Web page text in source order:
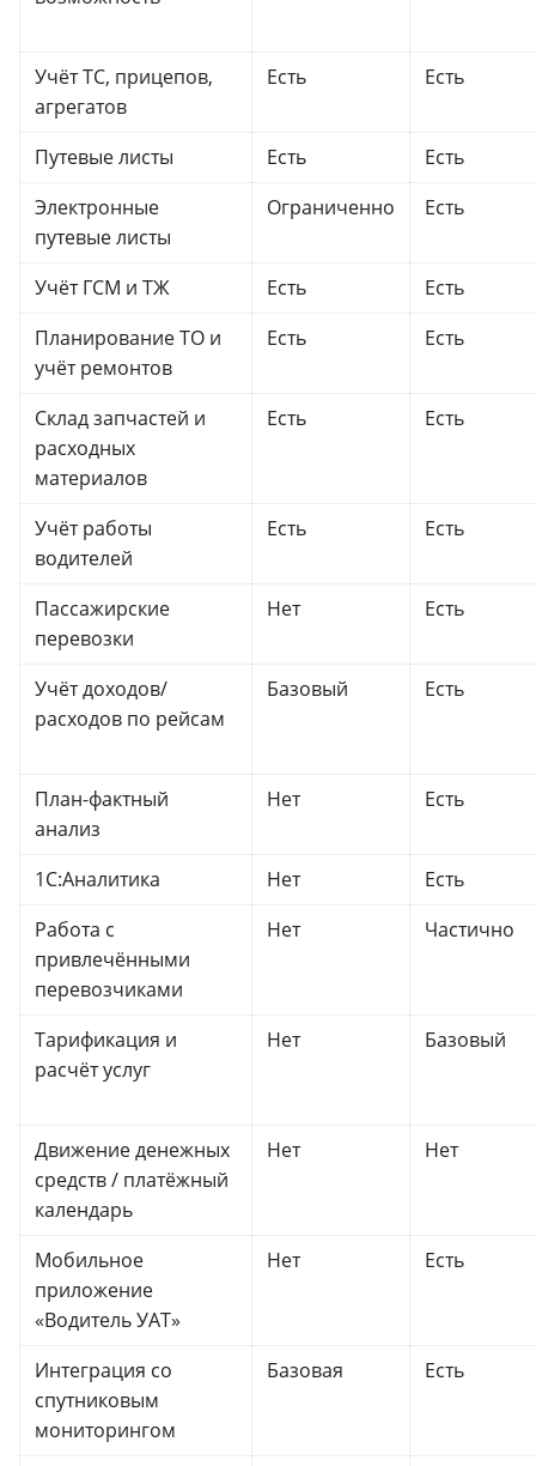
Учёт ТС, прицепов,
агрегатов
Есть Есть
Путевые листы Есть
Есть
Электронные
путевые листы
Ограниченно Есть
Учёт ГСМ и ТЖ Есть
Есть
Планирование ТО и
учёт ремонтов
Есть Есть
Склад запчастей и
расходных
материалов
Есть Есть
Учёт работы
водителей
Есть Есть
Пассажирские
перевозки
Нет Есть
Учёт доходов/
расходов по рейсам
Базовый Есть
План-фактный
анализ
Нет Есть
1С:Аналитика Нет
Есть
Работа с
привлечёнными
перевозчиками
Нет Частично
Тарификация и
расчёт услуг
Нет Базовый
Движение денежных
средств / платёжный
календарь
Нет Нет
Мобильное
приложение
«Водитель УАТ»
Нет Есть
Интеграция со
спутниковым
мониторингом
Базовая Есть